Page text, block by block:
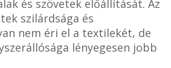
és szövetek előállítását. Az
szilárdsága és
nem éri el a textilekét, de
lényegesen jobb